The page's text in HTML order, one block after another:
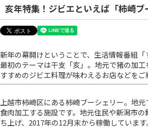
亥年特集！ジビエといえば「柿崎ブ
新年の幕開けということで、生活情報番組
最初のテーマは干支「亥」。地元で猪の加
すすめのジビエ料理が味わえるお店などをご
上越市柿崎区にある柿崎ブーシェリー。地
食肉加工する施設です。地元住民や新潟市
ち上げ、2017年の12月末から稼働しています